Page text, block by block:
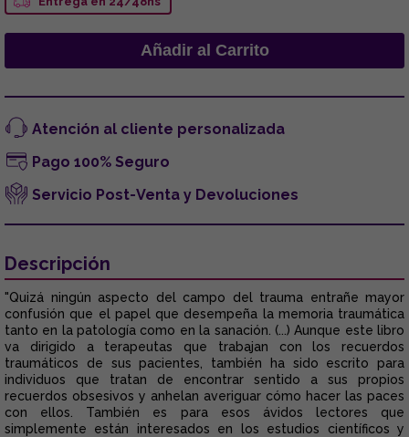
Atención al cliente personalizada
Pago 100% Seguro
Servicio Post-Venta y Devoluciones
Descripción
"Quizá ningún aspecto del campo del trauma entrañe mayor
confusión que el papel que desempeña la memoria traumática
tanto en la patología como en la sanación. (...) Aunque este libro
va dirigido a terapeutas que trabajan con los recuerdos
traumáticos de sus pacientes, también ha sido escrito para
individuos que tratan de encontrar sentido a sus propios
recuerdos obsesivos y anhelan averiguar cómo hacer las paces
con ellos. También es para esos ávidos lectores que
simplemente están interesados en los estudios científicos y